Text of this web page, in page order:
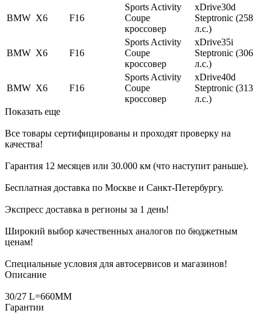
BMW X6 F16
Sports Activity
Coupe
кроссовер
xDrive30d
Steptronic (258
л.с.)
BMW X6 F16
Sports Activity
Coupe
кроссовер
xDrive35i
Steptronic (306
л.с.)
BMW X6 F16
Sports Activity
Coupe
кроссовер
xDrive40d
Steptronic (313
л.с.)
Показать еще
Все товары сертифицированы и проходят проверку на
качества!
Гарантия 12 месяцев или 30.000 км (что наступит раньше).
Бесплатная доставка по Москве и Санкт-Петербургу.
Экспресс доставка в регионы за 1 день!
Широкий выбор качественных аналогов по бюджетным
ценам!
Специальные условия для автосервисов и магазинов!
Описание
30/27 L=660MM
Гарантии